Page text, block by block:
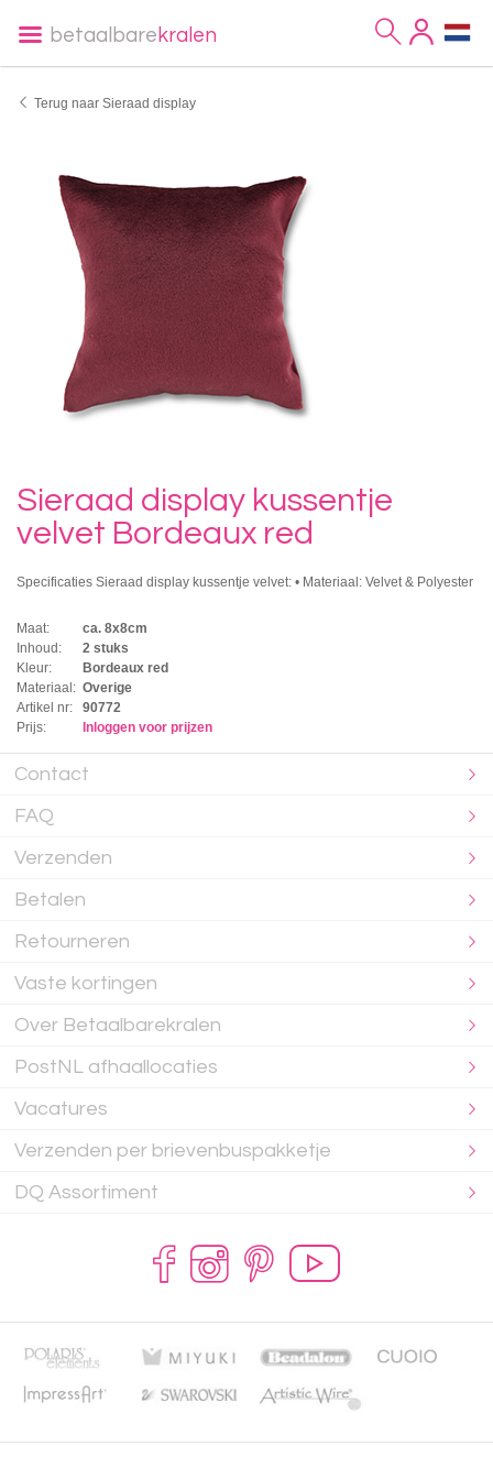
betaalbare kralen
Terug naar Sieraad display
Sieraad display kussentje
velvet Bordeaux red
Specificaties Sieraad display kussentje velvet: • Materiaal: Velvet & Polyester
Maat:
ca. 8x8cm
Inhoud:
2 stuks
Kleur:
Bordeaux red
Materiaal: Overige
Artikel nr:
90772
Prijs:
Inloggen voor prijzen
Contact
FAQ
Verzenden
Betalen
Retourneren
Vaste kortingen
Over Betaalbarekralen
PostNL afhaallocaties
Vacatures
Verzenden per brievenbuspakketje
DQ Assortiment